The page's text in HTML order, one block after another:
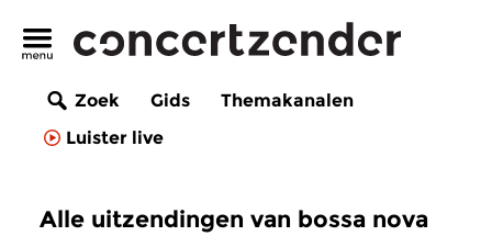
Zoek Gids
Themakanalen
Luister live
Alle uitzendingen van bossa nova